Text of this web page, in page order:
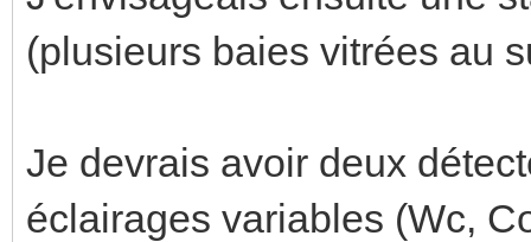
(plusieurs baies vitrées au
Je devrais avoir deux
éclairages variables (Wc,